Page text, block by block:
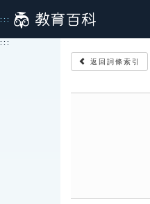
到
主
:::
:::
返回詞條索引